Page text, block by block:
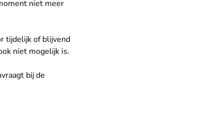
niet meer
tijdelijk of blijvend
niet mogelijk is.
bij de